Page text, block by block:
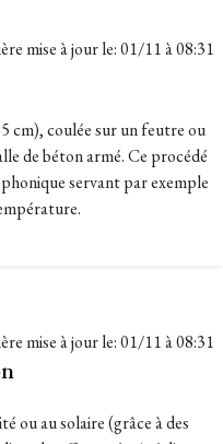
mise à jour le:01/11 à 08:31
cm), coulée sur un feutre ou
de béton armé. Ce procédé
servant par exemple
mise à jour le:01/11 à 08:31
ou au solaire (grâce à des